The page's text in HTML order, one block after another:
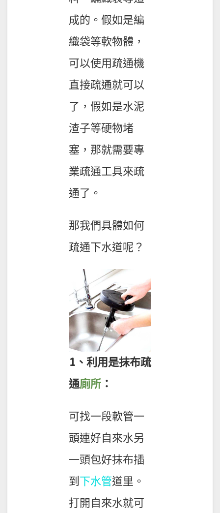
成的。假如是編
織袋等軟物體，
可以使用疏通機
直接疏通就可以
了，假如是水泥
渣子等硬物堵
塞，那就需要專
業疏通工具來疏
通了。
那我們具體如何
疏通下水道呢？
1、利用是抹布疏
通廁所 ：
可找一段軟管一
頭連好自來水另
一頭包好抹布插
到 下水管道里。
打開自來水就可